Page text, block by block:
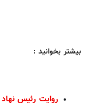
بیشتر بخوانید :